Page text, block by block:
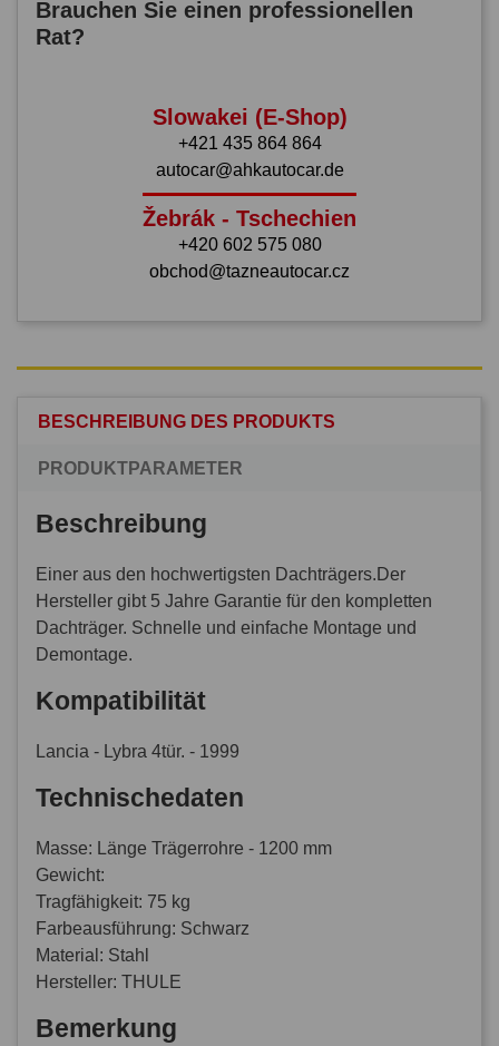
Brauchen Sie einen professionellen
Rat?
Slowakei (E-Shop)
+421 435 864 864
autocar@ahkautocar.de
Žebrák - Tschechien
+420 602 575 080
obchod@tazneautocar.cz
BESCHREIBUNG DES PRODUKTS
PRODUKTPARAMETER
Beschreibung
Einer aus den hochwertigsten Dachträgers.Der
Hersteller gibt 5 Jahre Garantie für den kompletten
Dachträger. Schnelle und einfache Montage und
Demontage.
Kompatibilität
Lancia - Lybra 4tür. - 1999
Technischedaten
Masse: Länge Trägerrohre - 1200 mm
Gewicht:
Tragfähigkeit: 75 kg
Farbeausführung: Schwarz
Material: Stahl
Hersteller: THULE
Bemerkung